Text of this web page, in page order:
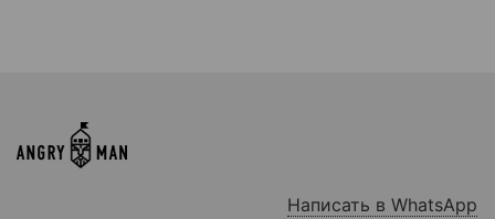
Написать в WhatsApp